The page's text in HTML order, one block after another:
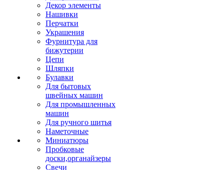
Декор элементы
Нашивки
Перчатки
Украшения
Фурнитура для
бижутерии
Цепи
Шляпки
Булавки
Для бытовых
швейных машин
Для промышленных
машин
Для ручного шитья
Наметочные
Миниатюры
Пробковые
доски,органайзеры
Свечи